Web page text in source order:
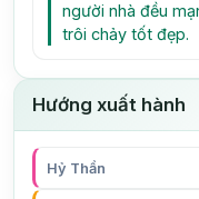
người nhà đều
trôi chảy tốt đẹp.
Hướng xuất hành
Hỷ Thần